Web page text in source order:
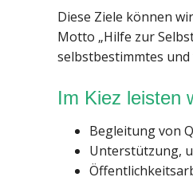
Diese Ziele können
Motto „Hilfe zur
selbstbestimmtes
Im Kiez leisten
Begleitung von
Unterstützung,